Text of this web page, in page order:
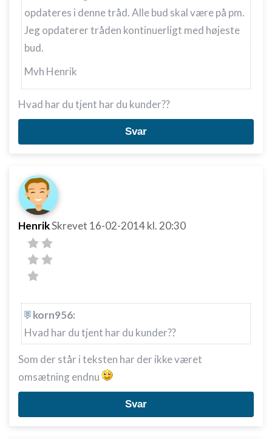
opdateres i denne tråd. Alle bud skal være på pm.
Jeg opdaterer tråden kontinuerligt med højeste
bud.
Mvh Henrik
Hvad har du tjent har du kunder??
Svar
HenrikSkrevet 16-02-2014kl. 20:30
korn956:
Hvad har du tjent har du kunder??
Som der står i teksten har der ikke været
omsætning endnu
Svar